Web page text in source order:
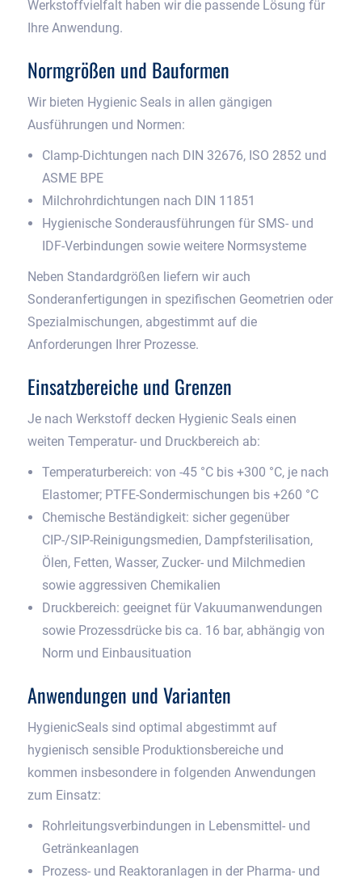
Werkstoffvielfalt haben wir die passende Lösung für
Ihre Anwendung.
Normgrößen und Bauformen
Wir bieten Hygienic Seals in allen gängigen
Ausführungen und Normen:
Clamp-Dichtungen nach DIN 32676, ISO 2852 und
ASME BPE
Milchrohrdichtungen nach DIN 11851
Hygienische Sonderausführungen für SMS- und
IDF-Verbindungen sowie weitere Normsysteme
Neben Standardgrößen liefern wir auch
Sonderanfertigungen in spezifischen Geometrien oder
Spezialmischungen, abgestimmt auf die
Anforderungen Ihrer Prozesse.
Einsatzbereiche und Grenzen
Je nach Werkstoff decken Hygienic Seals einen
weiten Temperatur- und Druckbereich ab:
Temperaturbereich: von -45 °C bis +300 °C, je nach
Elastomer; PTFE-Sondermischungen bis +260 °C
Chemische Beständigkeit: sicher gegenüber
CIP-/SIP-Reinigungsmedien, Dampfsterilisation,
Ölen, Fetten, Wasser, Zucker- und Milchmedien
sowie aggressiven Chemikalien
Druckbereich: geeignet für Vakuumanwendungen
sowie Prozessdrücke bis ca. 16 bar, abhängig von
Norm und Einbausituation
Anwendungen und Varianten
HygienicSeals sind optimal abgestimmt auf
hygienisch sensible Produktionsbereiche und
kommen insbesondere in folgenden Anwendungen
zum Einsatz:
Rohrleitungsverbindungen in Lebensmittel- und
Getränkeanlagen
Prozess- und Reaktoranlagen in der Pharma- und